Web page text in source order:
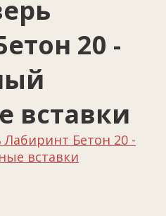
20 -
вставки